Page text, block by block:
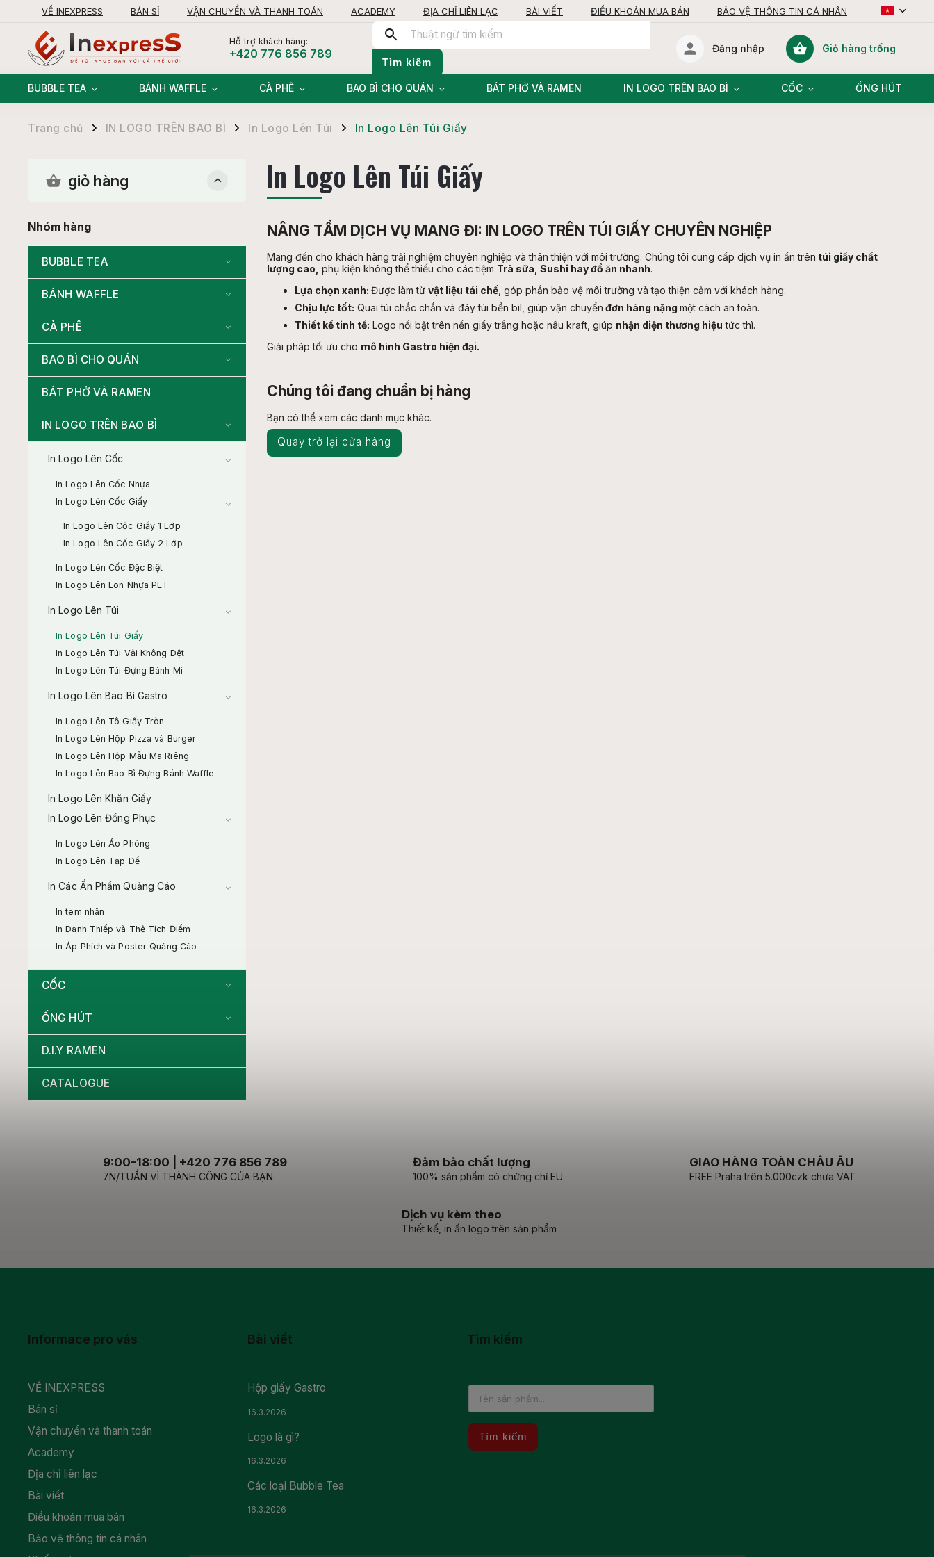
VỀ INEXPRESS BÁN SỈ VẬN CHUYỂN VÀ THANH TOÁN ACADEMY ĐỊA CHỈ LIÊN LẠC BÀI VIẾT ĐIỀU KHOẢN MUA BÁN
BẢO VỆ THÔNG TIN CÁ NHÂN
Hỗ trợ khách hàng:
+420 776 856 789
Tìm kiếm
giỏ
Giỏ hàng trống
Đăng nhập
BUBBLE TEA BÁNH WAFFLE CÀ PHÊ BAO BÌ CHO QUÁN BÁT PHỞ VÀ RAMEN IN LOGO TRÊN BAO BÌ CỐC ỐNG HÚT
Trang chủ / IN LOGO TRÊN BAO BÌ / In Logo Lên Túi / In Logo Lên Túi Giấy
giỏ hàng
Nhóm hàng
BUBBLE TEA
BÁNH WAFFLE
CÀ PHÊ
BAO BÌ CHO QUÁN
BÁT PHỞ VÀ RAMEN
IN LOGO TRÊN BAO BÌ
In Logo Lên Cốc
In Logo Lên Cốc Nhựa
In Logo Lên Cốc Giấy
In Logo Lên Cốc Giấy 1 Lớp
In Logo Lên Cốc Giấy 2 Lớp
In Logo Lên Cốc Đặc Biệt
In Logo Lên Lon Nhựa PET
In Logo Lên Túi
In Logo Lên Túi Giấy
In Logo Lên Túi Vải Không Dệt
In Logo Lên Túi Đựng Bánh Mì
In Logo Lên Bao Bì Gastro
In Logo Lên Tô Giấy Tròn
In Logo Lên Hộp Pizza và Burger
In Logo Lên Hộp Mẫu Mã Riêng
In Logo Lên Bao Bì Đựng Bánh Waffle
In Logo Lên Khăn Giấy
In Logo Lên Đồng Phục
In Logo Lên Áo Phông
In Logo Lên Tạp Dề
In Các Ấn Phẩm Quảng Cáo
In tem nhãn
In Danh Thiếp và Thẻ Tích Điểm
In Áp Phích và Poster Quảng Cáo
CỐC
ỐNG HÚT
D.I.Y RAMEN
CATALOGUE
In Logo Lên Túi Giấy
NÂNG TẦM DỊCH VỤ MANG ĐI: IN LOGO TRÊN TÚI GIẤY CHUYÊN NGHIỆP
Mang đến cho khách hàng trải nghiệm chuyên nghiệp và thân thiện với môi trường. Chúng tôi cung cấp dịch vụ in ấn trên túi giấy chất
lượng cao, phụ kiện không thể thiếu cho các tiệm Trà sữa, Sushi hay đồ ăn nhanh.
Lựa chọn xanh: Được làm từ vật liệu tái chế, góp phần bảo vệ môi trường và tạo thiện cảm với khách hàng.
Chịu lực tốt: Quai túi chắc chắn và đáy túi bền bil, giúp vận chuyển đơn hàng nặng một cách an toàn.
Thiết kế tinh tế: Logo nổi bật trên nền giấy trắng hoặc nâu kraft, giúp nhận diện thương hiệu tức thì.
Giải pháp tối ưu cho mô hình Gastro hiện đại.
Chúng tôi đang chuẩn bị hàng
Bạn có thể xem các danh mục khác.
Quay trở lại cửa hàng
9:00-18:00 | +420 776 856 789
7N/TUẦN VÌ THÀNH CÔNG CỦA BẠN
Đảm bảo chất lượng
100% sản phẩm có chứng chỉ EU
GIAO HÀNG TOÀN CHÂU ÂU
FREE Praha trên 5.000czk chưa VAT
Dịch vụ kèm theo
Thiết kế, in ấn logo trên sản phẩm
Informace pro vás
VỀ INEXPRESS
Bán sỉ
Vận chuyển và thanh toán
Academy
Địa chỉ liên lạc
Bài viết
Điều khoản mua bán
Bảo vệ thông tin cá nhân
Bài viết
Hộp giấy Gastro
16.3.2026
Logo là gì?
16.3.2026
Các loại Bubble Tea
16.3.2026
Tìm kiếm
Tìm kiếm